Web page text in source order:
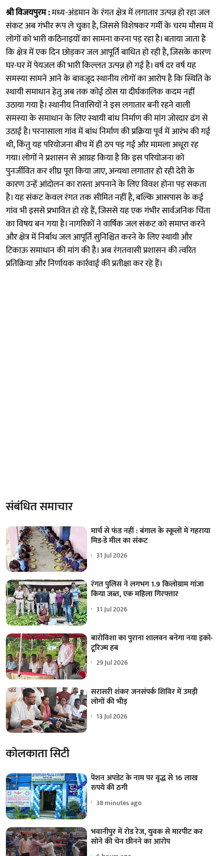
श्री विजयपुरम :मध्य-अंडमान के रंगत क्षेत्र में लगातार उत्पन्न हो रहा जल
संकट अब गंभीर रूप ले चुका है, जिससे विशेषकर गर्मी के चरम मौसम में
लोगों को भारी कठिनाइयों का सामना करना पड़ रहा है। बताया जाता है
कि क्षेत्र में एक दिन छोड़कर जल आपूर्ति बाधित हो रही है, जिसके कारण
घर-घर में पेयजल की भारी किल्लत उत्पन्न हो गई है। वर्ष दर वर्ष यह
समस्या सामने आने के बावजूद स्थानीय लोगों का आरोप है कि स्थिति के
स्थायी समाधान हेतु अब तक कोई ठोस या दीर्घकालिक कदम नहीं
उठाया गया है। स्थानीय निवासियों ने इस लगातार बनी रहने वाली
समस्या के समाधान के लिए स्थायी बांध निर्माण की मांग जोरदार ढंग से
उठाई है। परनासाला गांव में बांध निर्माण की प्रक्रिया पूर्व में आरंभ की गई
थी, किंतु यह परियोजना बीच में ही ठप पड़ गई और मामला अधूरा रह
गया। लोगों ने प्रशासन से आग्रह किया है कि इस परियोजना को
पुनर्जीवित कर शीघ्र पूरा किया जाए, अन्यथा लगातार हो रही देरी के
कारण उन्हें आंदोलन का रास्ता अपनाने के लिए विवश होना पड़ सकता
है। यह संकट केवल रंगत तक सीमित नहीं है, बल्कि आसपास के कई
गांव भी इससे प्रभावित हो रहे हैं, जिससे यह एक गंभीर सार्वजनिक चिंता
का विषय बन गया है। नागरिकों ने वार्षिक जल संकट को समाप्त करने
और क्षेत्र में निर्बाध जल आपूर्ति सुनिश्चित करने के लिए स्थायी और
टिकाऊ समाधान की मांग की है। अब रंगतवासी प्रशासन की त्वरित
प्रतिक्रिया और निर्णायक कार्रवाई की प्रतीक्षा कर रहे हैं।
संबंधित समाचार
मार्च से फंड नहीं : बंगाल के स्कूलों में गहराया
मिड-डे मील का संकट
31 Jul 2026
रंगत पुलिस ने लगभग 1.9 किलोग्राम गांजा
किया जब्त, एक महिला गिरफ्तार
31 Jul 2026
बारोविशा का पुराना शालवन बनेगा नया इको-
टूरिज्म हब
29 Jul 2026
सरासरी शंकर जनसंपर्क शिविर में उमड़ी
लोगों की भीड़
13 Jul 2026
कोलकाता सिटी
पेंशन अपडेट के नाम पर वृद्ध से 16 लाख
रुपये की ठगी
38 minutes ago
भवानीपुर में रोड रेज, युवक से मारपीट कर
सोने की चेन छीनने का आरोप